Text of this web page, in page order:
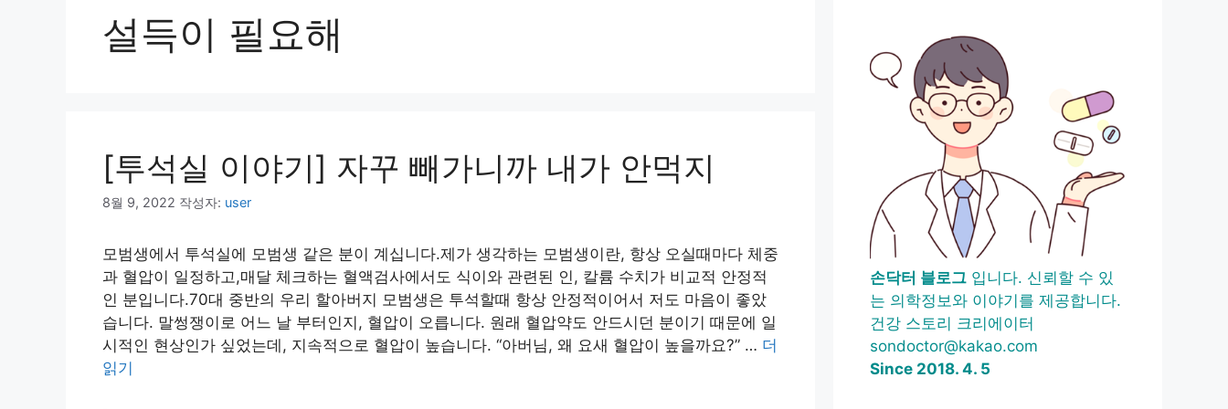
설득이 필요해
[투석실 이야기] 자꾸 빼가니까 내가 안먹지
8월 9, 2022 작성자: user
모범생에서 투석실에 모범생 같은 분이 계십니다.제가 생각하는 모범생이란, 항상 오실때마다 체중
과 혈압이 일정하고,매달 체크하는 혈액검사에서도 식이와 관련된 인, 칼륨 수치가 비교적 안정적
인 분입니다.70대 중반의 우리 할아버지 모범생은 투석할때 항상 안정적이어서 저도 마음이 좋았
습니다. 말썽쟁이로 어느 날 부터인지, 혈압이 오릅니다. 원래 혈압약도 안드시던 분이기 때문에 일
시적인 현상인가 싶었는데, 지속적으로 혈압이 높습니다. “아버님, 왜 요새 혈압이 높을까요?” … 더
읽기
손닥터 블로그 입니다. 신뢰할 수 있
는 의학정보와 이야기를 제공합니다.
건강 스토리 크리에이터
sondoctor@kakao.com
Since 2018. 4. 5